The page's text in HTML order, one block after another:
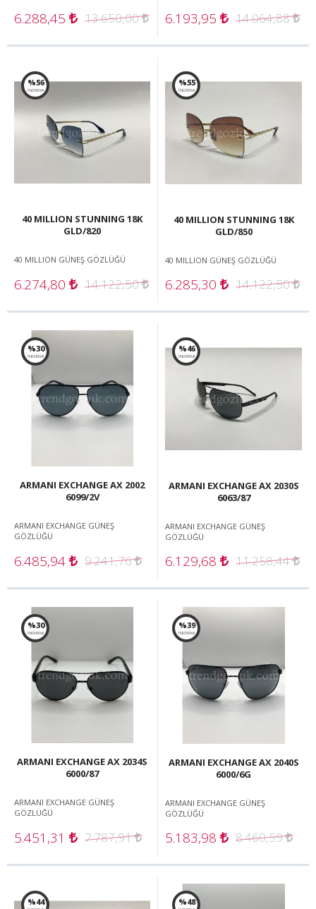
6.288,45 13.650,00 6.193,95 14.064,88
%56
İNDİRİM!
40 MILLION STUNNING 18K
GLD/820
40 MILLION GÜNEŞ GÖZLÜĞÜ
6.274,80 14.122,50
%55
İNDİRİM!
40 MILLION STUNNING 18K
GLD/850
40 MILLION GÜNEŞ GÖZLÜĞÜ
6.285,30 14.122,50
%30
İNDİRİM!
ARMANI EXCHANGE AX 2002
6099/2V
ARMANI EXCHANGE GÜNEŞ
GÖZLÜĞÜ
6.485,94 9.241,76
%46
İNDİRİM!
ARMANI EXCHANGE AX 2030S
6063/87
ARMANI EXCHANGE GÜNEŞ
GÖZLÜĞÜ
6.129,68 11.258,44
%30
İNDİRİM!
ARMANI EXCHANGE AX 2034S
6000/87
ARMANI EXCHANGE GÜNEŞ
GÖZLÜĞÜ
5.451,31 7.787,91
%39
İNDİRİM!
ARMANI EXCHANGE AX 2040S
6000/6G
ARMANI EXCHANGE GÜNEŞ
GÖZLÜĞÜ
5.183,98 8.460,59
%44 %48